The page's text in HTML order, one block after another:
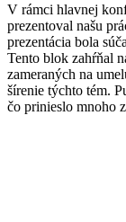
V rámci hlavnej
prezentoval našu
prezentácia bola
Tento blok zahŕňal
zameraných na
šírenie týchto tém.
čo prinieslo mnoho